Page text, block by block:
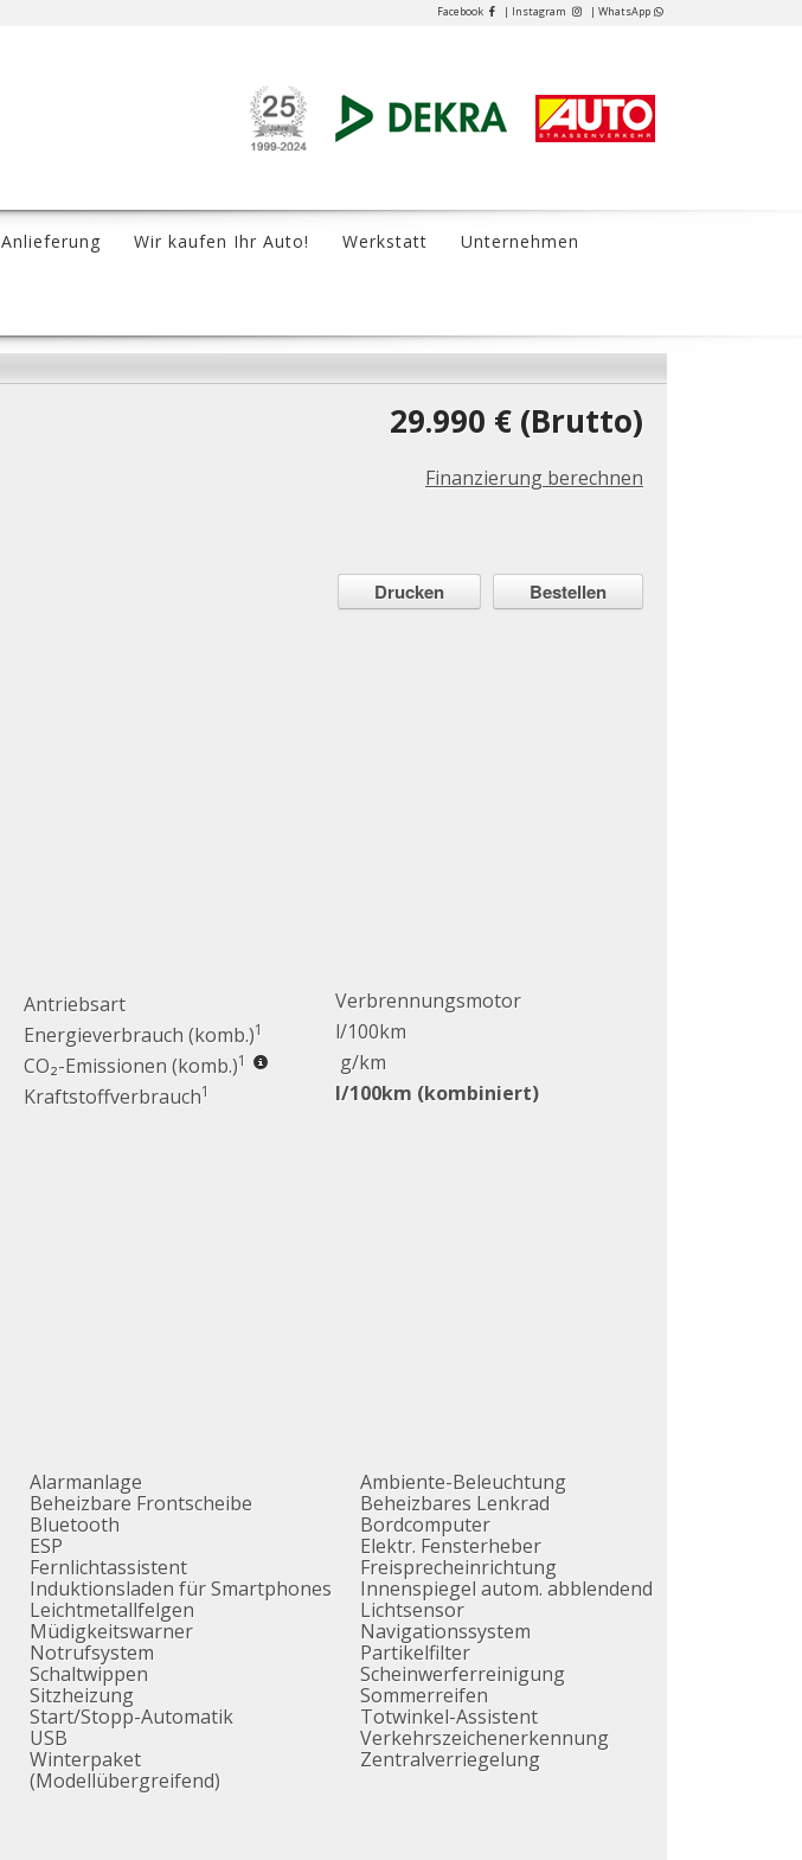
Facebook | Instagram | WhatsApp
Anlieferung Wir kaufen Ihr Auto! Werkstatt Unternehmen
29.990 € (Brutto)
Finanzierung berechnen
Drucken Bestellen
Antriebsart
Verbrennungsmotor
Energieverbrauch (komb.)1
l/100km
CO₂-Emissionen (komb.)1
g/km
Kraftstoffverbrauch1 l/100km (kombiniert)
Alarmanlage
Beheizbare Frontscheibe
Bluetooth
ESP
Fernlichtassistent
Induktionsladen für Smartphones
Leichtmetallfelgen
Müdigkeitswarner
Notrufsystem
Schaltwippen
Sitzheizung
Start/Stopp-Automatik
USB
Winterpaket
(Modellübergreifend)
Ambiente-Beleuchtung
Beheizbares Lenkrad
Bordcomputer
Elektr. Fensterheber
Freisprecheinrichtung
Innenspiegel autom. abblendend
Lichtsensor
Navigationssystem
Partikelfilter
Scheinwerferreinigung
Sommerreifen
Totwinkel-Assistent
Verkehrszeichenerkennung
Zentralverriegelung